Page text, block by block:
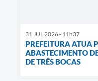
31 JUL 2026 - 11h37
PREFEITURA ATUA
ABASTECIMENTO
DE TRÊS BOCAS